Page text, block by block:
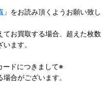
」をお読み頂くようお願い致し
お買取する場合、超えた枚数
ます。
ードにつきまして※
合がございます。